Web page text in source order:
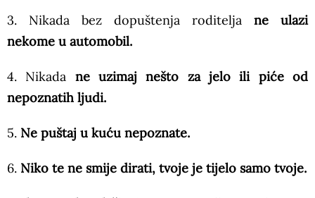
3. Nikada bez dopuštenja roditelja ne ulazi
nekome u automobil.
4. Nikada ne uzimaj nešto za jelo ili piće od
nepoznatih ljudi.
5. Ne puštaj u kuću nepoznate.
6. Niko te ne smije dirati, tvoje je tijelo samo tvoje.